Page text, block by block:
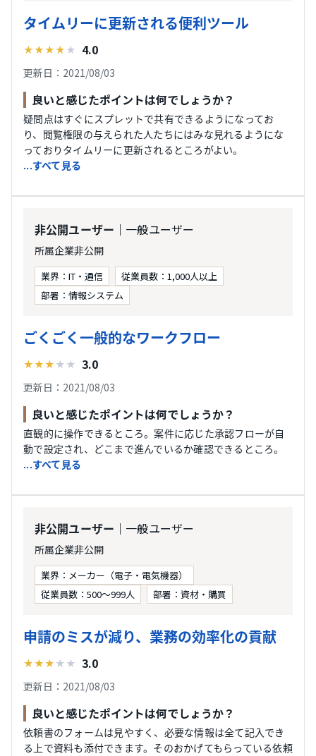
タイムリーに更新される便利ツール
★★★★ ★ 4.0
更新日：2021/08/03
良いと感じたポイントは何でしょうか？
疑問点はすぐにスプレットで共有できるようになってお
り、閲覧権限の与えられた人たちにはみな見れるようにな
っておりタイムリーに更新されるところがよい。
...すべて見る
非公開ユーザー ｜一般ユーザー
所属企業非公開
業界：IT・通信
従業員数：1,000人以上
部署：情報システム
ごくごく一般的なワークフロー
★★★ ★ ★ 3.0
更新日：2021/08/03
良いと感じたポイントは何でしょうか？
直観的に操作できるところ。案件に応じた承認フローが自
動で設定され、どこまで進んでいるか確認できるところ。
...すべて見る
非公開ユーザー ｜一般ユーザー
所属企業非公開
業界：メーカー（電子・電気機器）
従業員数：500〜999人
部署：資材・購買
申請のミスが減り、業務の効率化の貢献
★★★ ★ ★ 3.0
更新日：2021/08/03
良いと感じたポイントは何でしょうか？
依頼書のフォームは見やすく、必要な情報は全て記入でき
る上で資料も添付できます。そのおかげてもらっている依頼